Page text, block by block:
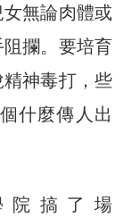
無論肉體或
攔。要培育
神毒打，些
什麼傳人出
院搞了場